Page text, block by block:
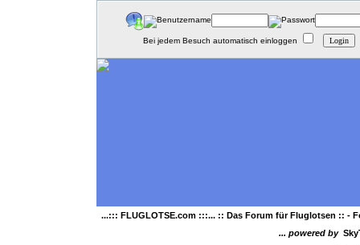
Bei jedem Besuch automatisch einloggen
...::: FLUGLOTSE.com :::... :: Das Forum für Fluglotsen :: -
... powered by